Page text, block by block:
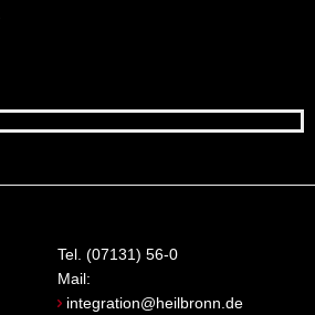
Tel. (07131) 56-0
Mail:
integration@heilbronn.de